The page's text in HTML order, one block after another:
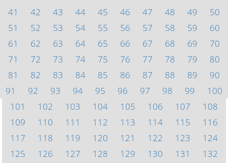
41
42 43 44 45 46 47 48 49
50
51
52 53 54 55 56 57 58 59
60
61
62 63 64 65 66 67 68 69
70
71
72 73 74 75 76 77 78 79
80
81
82 83 84 85 86 87 88 89
90
91
92 93 94 95 96 97 98 99
100
101
102 103 104 105 106 107
108
109
110 111 112 113 114 115
116
117
118 119 120 121 122 123
124
125
126 127 128 129 130 131
132